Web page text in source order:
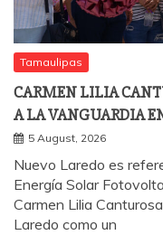
Tamaulipas
CARMEN LILIA
A LA VANGUARDIA
5 August, 2026
Nuevo Laredo es
Energía Solar
Carmen Lilia
Laredo como un